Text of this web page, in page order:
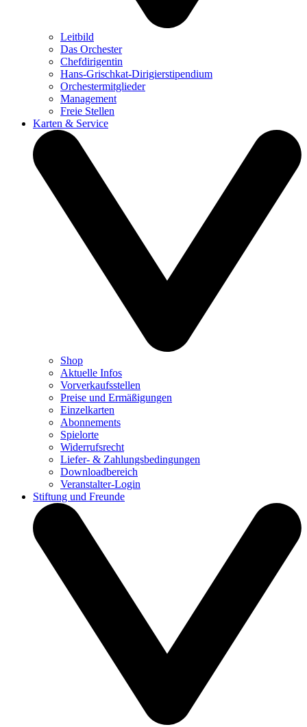
Leitbild
Das Orchester
Chefdirigentin
Hans-Grischkat-Dirigierstipendium
Orchestermitglieder
Management
Freie Stellen
Karten & Service
Shop
Aktuelle Infos
Vorverkaufsstellen
Preise und Ermäßigungen
Einzelkarten
Abonnements
Spielorte
Widerrufsrecht
Liefer- & Zahlungsbedingungen
Downloadbereich
Veranstalter-Login
Stiftung und Freunde